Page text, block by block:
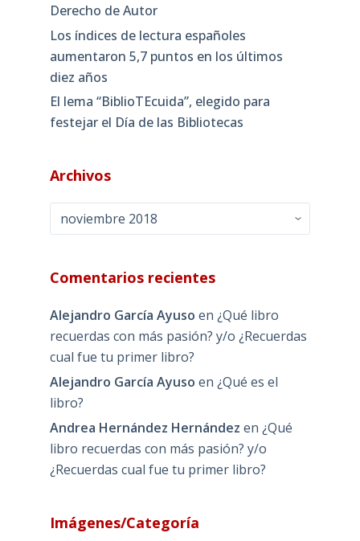
Derecho de Autor
Los índices de lectura españoles
aumentaron 5,7 puntos en los últimos
diez años
El lema “BiblioTEcuida”, elegido para
festejar el Día de las Bibliotecas
Archivos
Archivos
Comentarios recientes
Alejandro García Ayuso en ¿Qué libro
recuerdas con más pasión? y/o ¿Recuerdas
cual fue tu primer libro?
Alejandro García Ayuso en ¿Qué es el
libro?
Andrea Hernández Hernández en ¿Qué
libro recuerdas con más pasión? y/o
¿Recuerdas cual fue tu primer libro?
Imágenes/Categoría